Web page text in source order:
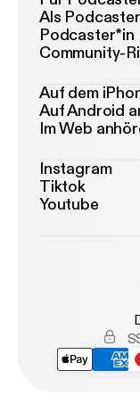
Als
Podcaster*in
Community-
Auf dem
Auf Android
Im Web
Instagram
Tiktok
Youtube